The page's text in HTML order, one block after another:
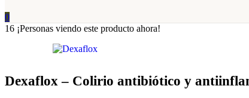
0
16 ¡Personas viendo este producto ahora!
Dexaflox – Colirio antibiótico y